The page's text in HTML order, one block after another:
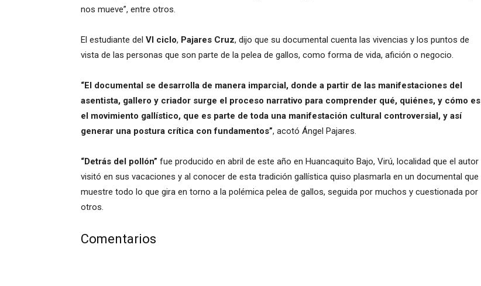
nos mueve”, entre otros.
El estudiante del VI ciclo, Pajares Cruz, dijo que su documental cuenta las vivencias y los puntos de
vista de las personas que son parte de la pelea de gallos, como forma de vida, afición o negocio.
“El documental se desarrolla de manera imparcial, donde a partir de las manifestaciones del
asentista, gallero y criador surge el proceso narrativo para comprender qué, quiénes, y cómo es
el movimiento gallístico, que es parte de toda una manifestación cultural controversial, y así
generar una postura crítica con fundamentos”, acotó Ángel Pajares.
“Detrás del pollón” fue producido en abril de este año en Huancaquito Bajo, Virú, localidad que el autor
visitó en sus vacaciones y al conocer de esta tradición gallística quiso plasmarla en un documental que
muestre todo lo que gira en torno a la polémica pelea de gallos, seguida por muchos y cuestionada por
otros.
Comentarios